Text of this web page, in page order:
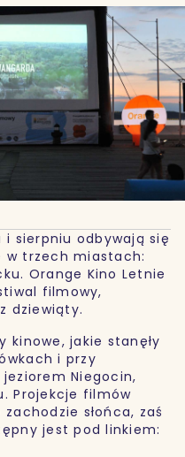
sierpniu odbywają się
w trzech miastach:
Orange Kino Letnie
filmowy,
dziewiąty.
kinowe, jakie stanęły
i przy
Niegocin,
Projekcje filmów
słońca, zaś
jest pod linkiem: